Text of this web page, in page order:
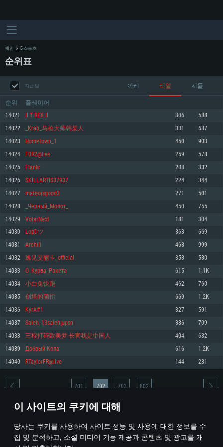
이 사이트의 쿠키에 대해
당사는 쿠키를 사용하여 사이트 성능 및 사용에 대한 정보를 수
집 및 분석하고, 소셜 미디어 기능 제공과 콘텐츠 및 광고를 개
최소사양
운영체제: Windows 10 (64 bit)
프로세서: 2.2 GHz 듀얼코어 이상
메모리: 4GB
그래픽 카드: DirectX 11 이상을 지원하는 AMD Radeon 77XX / NVIDIA
GeForce GT 660. 최소 사양 해상도: 720p
네트워크: 브로드밴드 인터넷
여유 저장 공간: 22.1 GB (최소 클라이언트)
권장 사양
570 혹은 그 이상
여유 저장 공간: 62.2 GB (전체 클라이언트)
최소사양
운영체제: Mac OS Big Sur 11.0
프로세서: 최소 2.2 GHz의 Core i5 (Intel Xeon 은 지원하지 않습니다)
메모리: 6 GB
그래픽 카드: Metal 을 지원하는 Intel Iris Pro 5200 (Mac), 혹은 이와 비슷한 성
능을 가지는 Mac 버전의 AMD/Nvidia. 최소 해상도: 720p
네트워크: 브로드밴드 인터넷
여유 저장 공간: 22.1 GB (최소 클라이언트)
권장 사양
네트워크: 브로드밴드 인터넷
여유 저장 공간: 62.2 GB (전체 클라이언트)
최소사양
운영체제: 64bit Linux 중 최신 버전
프로세서: 2.4 GHz 듀얼코어
메모리: 4 GB
그래픽 카드: Vulkan 을 지원하고, 최신 그래픽 드라이버를 지원하는 NVIDIA
660 (6개월 미만) 혹은 그와 동급의 성능을 가지며 최신 그래픽 드라이버를 지
원하는 AMD (6개월 미만; 최소사양 지원 해상도 720p)
네트워크: 브로드밴드 인터넷
여유 저장 공간: 22.1 GB (최소 클라이언트)
권장 사양
운영체제: Ubuntu 20.04 64bit
프로세서: Intel Core i7
메모리: 16 GB
그래픽 카드: Vulkan 을 지원하고, 최신 그래픽 드라이버를 지원하는 NVIDIA
1060 (6개월 미만) 혹은 그와 동급의 성능을 가지며 최신 그래픽 드라이버를
지원하는 AMD RX 570 (6개월 미만; 최소사양 지원 해상도 720p) 이상
여유 저장 공간: 62.2 GB (전체 클라이언트)
메인 E-스포츠
순위표
지난 달 아케 리얼 시뮬
순위 플레이어
14021 II T REX II 306 588
14022 _Krab_马枪大师韩某人 331 637
14023 Hometown_1 450 903
14024 F0R2@live 259 578
14025 Flankr 208 332
14026 SKILLARTIS37937 224 344
14027 mateoisgood3 271 501
14028 _Черный_Молот_ 450 755
14029 VolarNext 181 304
14030 LopDツ 363 669
14031 Archill 468 999
14032 逸见艾丽卡_official 358 530
14033 О_Курва_Ракета 615 1.1K
14034 小白兔快跑 462 760
14035 创塔的萌指 669 1.2K
14036 KyrA#1 327 591
14037 Saleh_13saleh@psn 386 709
14038 三棍打碎欧美梦 长官我是中国人 404 682
14039 Дoбрый Koлa 616 1.2K
14040 RTaylorFR@live 144 281
* 순위표는 매일 1회 갱신됩니다
701 702 703 802